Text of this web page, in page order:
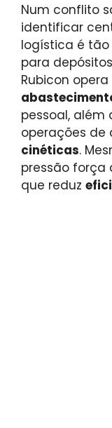
Num conflito
identificar
logística é
para
Rubicon
pessoal, além
operações de
cinéticas.
pressão força
que reduz